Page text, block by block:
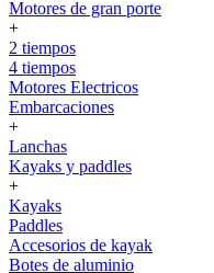
Motores de gran porte
+
2 tiempos
4 tiempos
Motores Electricos
Embarcaciones
+
Lanchas
Kayaks y paddles
+
Kayaks
Paddles
Accesorios de kayak
Botes de aluminio